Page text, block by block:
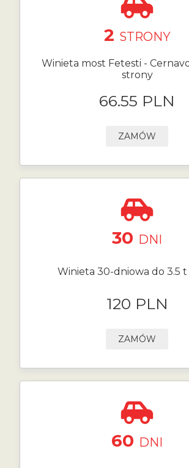
2 STRONY
Winieta most Fetesti -
strony
66.55 PLN
ZAMÓW
30 DNI
Winieta 30-dniowa do 3.5 t
120 PLN
ZAMÓW
60 DNI